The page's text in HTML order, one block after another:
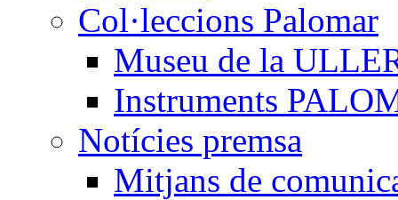
Col·leccions Palomar
Museu de la
Instruments
Notícies premsa
Mitjans de